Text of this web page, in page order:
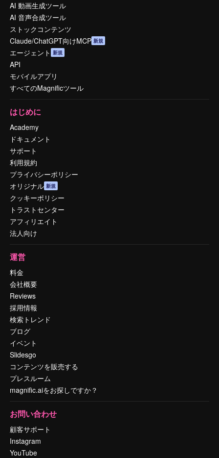
AI 動画生成ツール
AI 音声合成ツール
ストックコンテンツ
Claude/ChatGPT向けMCP 新規
エージェント 新規
API
モバイルアプリ
すべてのMagnificツール
はじめに
Academy
ドキュメント
サポート
利用規約
プライバシーポリシー
オリジナル 新規
クッキーポリシー
トラストセンター
アフィリエイト
法人向け
運営
料金
会社概要
Reviews
採用情報
検索トレンド
ブログ
イベント
Slidesgo
コンテンツを販売する
プレスルーム
magnific.aiをお探しですか？
お問い合わせ
顧客サポート
Instagram
YouTube